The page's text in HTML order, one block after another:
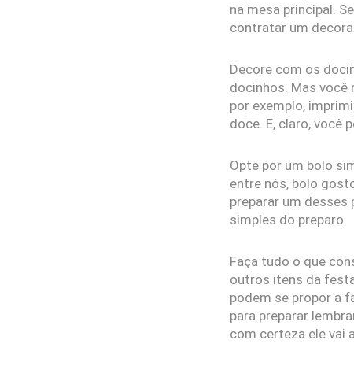
na mesa principal.
contratar um
Decore com os
docinhos. Mas você
por exemplo,
doce. E, claro, você
Opte por um bolo
entre nós, bolo
preparar um desses
simples do preparo.
Faça tudo o que
outros itens da
podem se propor a
para preparar
com certeza ele vai